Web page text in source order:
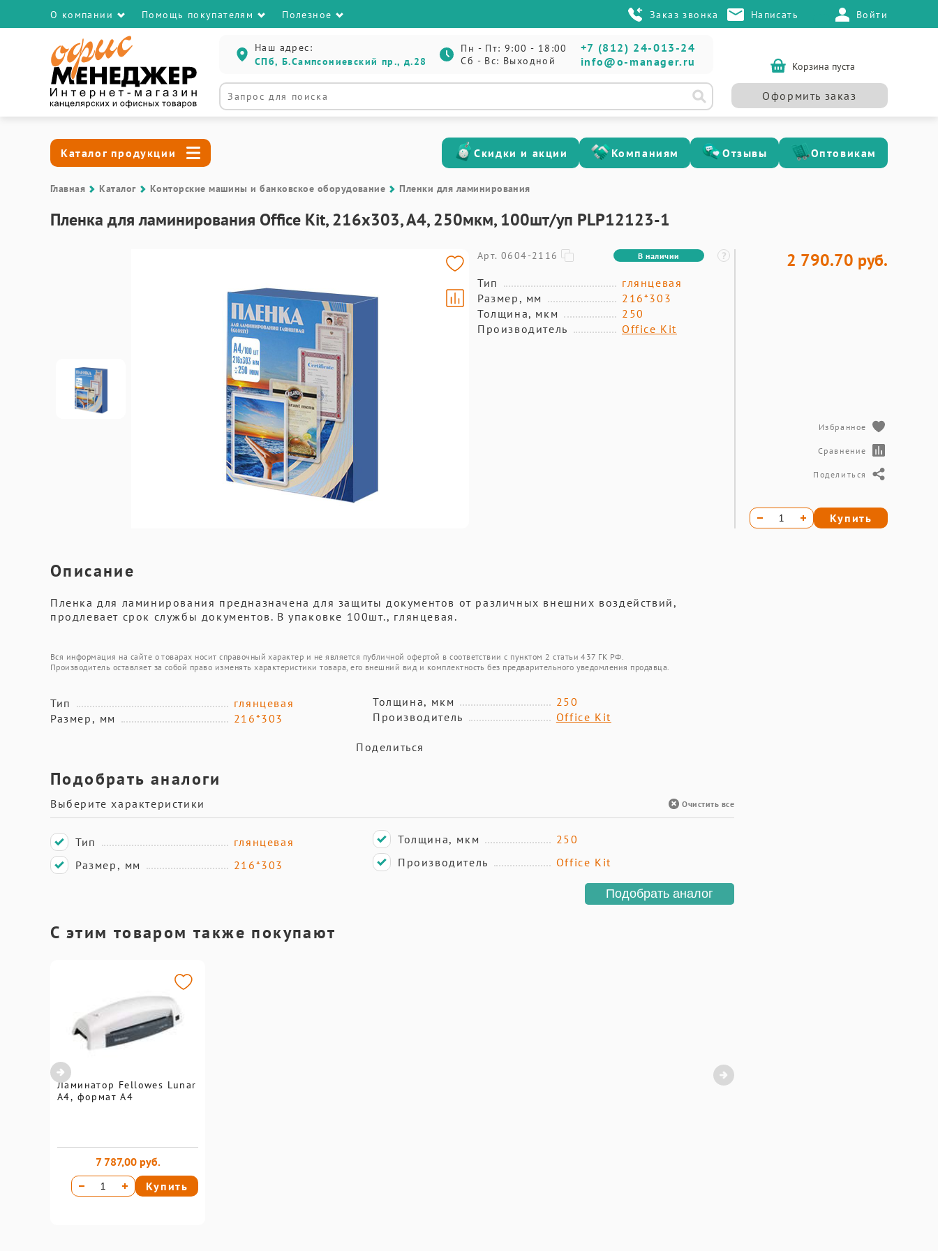
О компании Помощь покупателям Полезное Заказ звонка Написать Войти
Наш адрес:
СПб, Б.Сампсониевский пр., д.28
Пн - Пт: 9:00 - 18:00
Сб - Вс: Выходной
+7 (812) 24-013-24
info@o-manager.ru
Корзина пуста
Оформить заказ
Каталог продукции Скидки и акции Компаниям Отзывы Оптовикам
Главная Каталог Контоpские машины и банковское оборудование Пленки для ламинирования
Пленка для ламинирования Office Kit, 216х303, А4, 250мкм, 100шт/уп PLP12123-1
Арт. 0604-2116 В наличии
Тип
глянцевая
Размер, мм
216*303
Толщина, мкм
250
Производитель
Office Kit
Описание
Пленка для ламинирования предназначена для защиты документов от различных внешних воздействий,
продлевает срок службы документов. В упаковке 100шт., глянцевая.
Вся информация на сайте о товарах носит справочный характер и не является публичной офертой в соответствии с пунктом 2 статьи 437 ГК РФ.
Производитель оставляет за собой право изменять характеристики товара, его внешний вид и комплектность без предварительного уведомления продавца.
Тип
глянцевая
Размер, мм
216*303
Толщина, мкм
250
Производитель
Office Kit
Поделиться
Подобрать аналоги
Выберите характеристики Очистить все
Тип
глянцевая
Размер, мм
216*303
Толщина, мкм
250
Производитель
Office Kit
Подобрать аналог
С этим товаром также покупают
Ламинатор Fellowes Lunar
A4, формат А4
7 787,00 руб.
Купить
2 790.70 руб.
Избранное
Сравнение
Поделиться
Купить